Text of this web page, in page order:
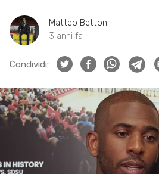
Matteo Bettoni
3 anni fa
Condividi: